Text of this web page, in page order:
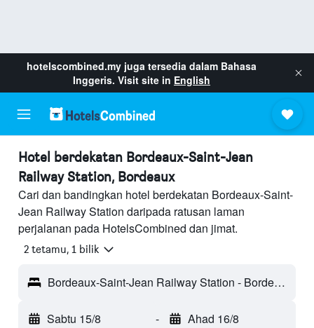
hotelscombined.my juga tersedia dalam Bahasa
Inggeris. Visit site in English
Hotel berdekatan Bordeaux-Saint-Jean
Railway Station, Bordeaux
Cari dan bandingkan hotel berdekatan Bordeaux-Saint-
Jean Railway Station daripada ratusan laman
perjalanan pada HotelsCombined dan jimat.
2 tetamu, 1 bilik
Bordeaux-Saint-Jean Railway Station - Bordeaux, Gironde, Perancis
Sabtu 15/8 - Ahad 16/8